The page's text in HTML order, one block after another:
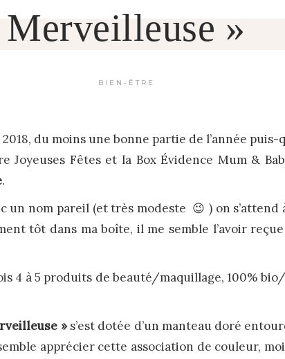
Merveilleuse »
BIEN-ÊTRE
du moins une bonne partie de l’année
Joyeuses Fêtes et la Box Évidence Mum &
.
un nom pareil (et très modeste 😉 ) on
tôt dans ma boîte, il me semble l’avoir
4 à 5 produits de beauté/maquillage, 100%
»s’est dotée d’un manteau doré
apprécier cette association de couleur,